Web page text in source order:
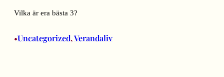
Vilka är era bästa 3?
•Uncategorized, Verandaliv